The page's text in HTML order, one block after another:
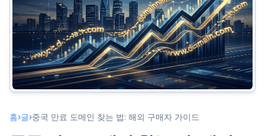
홈›글›중국 만료 도메인 찾는 법: 해외 구매자 가이드
현저히 낮은 가격
국제 시장에서 미사용
Alibaba Cloud: 중국 최대 도메인 레지스트라
해외 사용자에 대한 Alibaba Cloud의 장벽
해결책: Nameslink를 통한 중국 도메인 구매